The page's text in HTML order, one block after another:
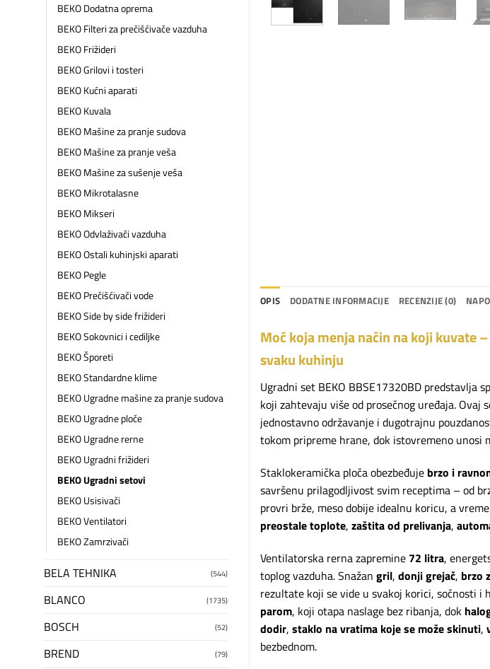
BEKO Dodatna oprema
BEKO Filteri za prečišćivače vazduha
BEKO Frižideri
BEKO Grilovi i tosteri
BEKO Kućni aparati
BEKO Kuvala
BEKO Mašine za pranje sudova
BEKO Mašine za pranje veša
BEKO Mašine za sušenje veša
BEKO Mikrotalasne
BEKO Mikseri
BEKO Odvlaživači vazduha
BEKO Ostali kuhinjski aparati
BEKO Pegle
BEKO Prečišćivači vode
BEKO Side by side frižideri
BEKO Sokovnici i cediljke
BEKO Šporeti
BEKO Standardne klime
BEKO Ugradne mašine za pranje sudova
BEKO Ugradne ploče
BEKO Ugradne rerne
BEKO Ugradni frižideri
BEKO Ugradni setovi
BEKO Usisivači
BEKO Ventilatori
BEKO Zamrzivači
BELA TEHNIKA (544)
BLANCO (1735)
BOSCH (52)
BREND (79)
OPIS DODATNE INFORMACIJE RECENZIJE (0)
Moć koja menja način na koji kuvate
svaku kuhinju
Ugradni set BEKO BBSE17320BD predstavlja
koji zahtevaju više od prosečnog uređaja.
jednostavno održavanje i dugotrajnu
tokom pripreme hrane, dok istovremeno
Staklokeramička ploča obezbeđuje brzo i
savršenu prilagodljivost svim receptima – od
provri brže, meso dobije idealnu koricu, a
preostale toplote, zaštita od prelivanja,
Ventilatorska rerna zapremine 72 litra,
toplog vazduha. Snažan gril, donji grejač, brzo
rezultate koji se vide u svakoj korici, sočnosti i
parom, koji otapa naslage bez ribanja, dok
dodir, staklo na vratima koje se može skinuti,
bezbednom.